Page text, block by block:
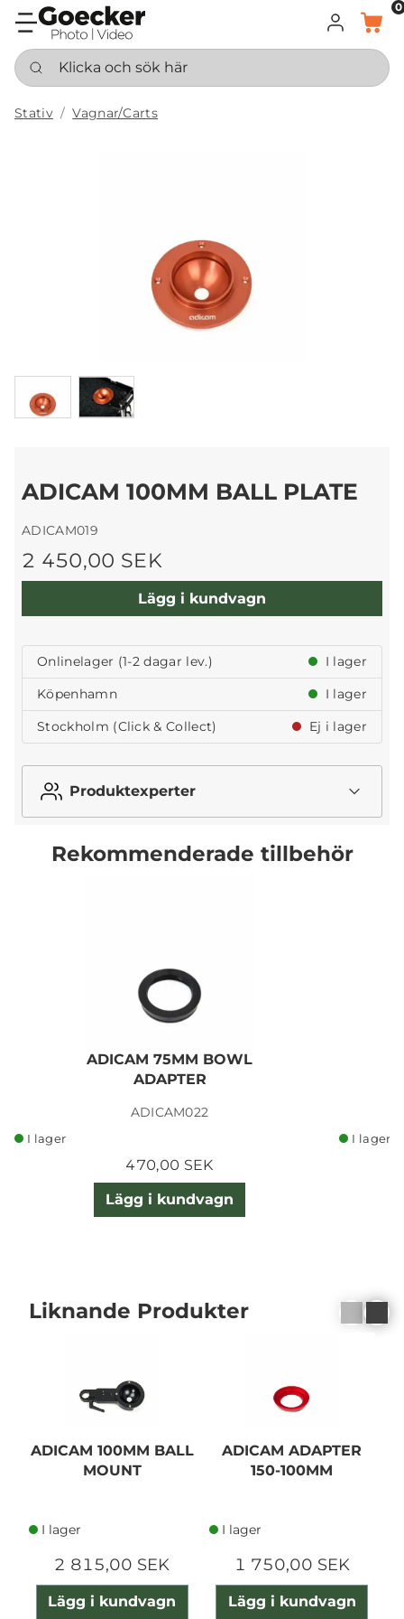
LOGGA IN
KORG
0
Klicka och sök här
Stativ Vagnar/Carts
ADICAM 100MM BALL PLATE
ADICAM019
2 450,00 SEK
Lägg i kundvagn
Onlinelager (1-2 dagar lev.)
I lager
Köpenhamn
I lager
Stockholm (Click & Collect)
Ej i lager
Produktexperter
Rekommenderade tillbehör
ADICAM 75MM BOWL
ADAPTER
ADICAM022
I lager
470,00 SEK
Lägg i kundvagn
I lager
Liknande Produkter
ADICAM 100MM BALL
MOUNT
I lager
2 815,00 SEK
Lägg i kundvagn
ADICAM ADAPTER
150-100MM
I lager
1 750,00 SEK
Lägg i kundvagn